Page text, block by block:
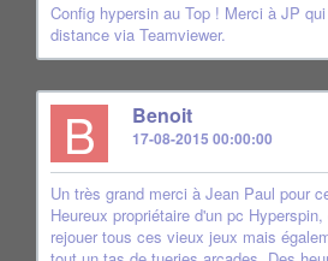
Config hypersin au Top ! Merci à JP
distance via Teamviewer.
B Benoit
17-08-2015 00:00:00
Un très grand merci à Jean Paul pour
Heureux propriétaire d'un pc
rejouer tous ces vieux jeux mais